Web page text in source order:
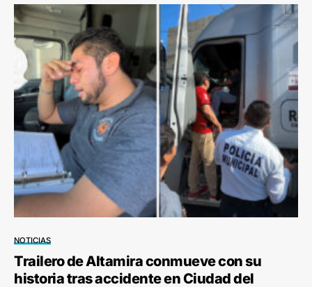
NOTICIAS
Trailero de Altamira conmueve con su
historia tras accidente en Ciudad del